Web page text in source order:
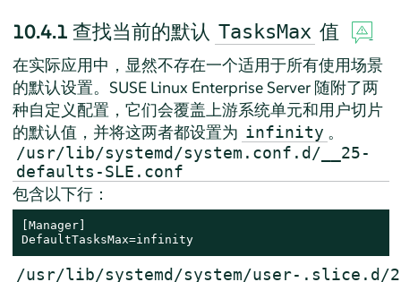
10.4.1 查找当前的默认 TasksMax 值
在实际应用中，显然不存在一个适用于所有使用场景
的默认设置。 SUSE Linux Enterprise Server随附了两
种自定义配置，它们会覆盖上游系统单元和用户切片
的默认值，并将这两者都设置为 infinity 。
/usr/lib/systemd/system.conf.d/__25-
defaults-SLE.conf
包含以下行：
[Manager]
DefaultTasksMax=infinity
/usr/lib/systemd/system/user-.slice.d/